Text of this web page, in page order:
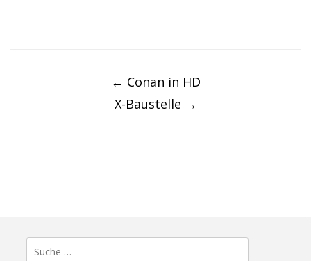
← Conan in HD
X-Baustelle →
Suche